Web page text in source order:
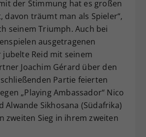
der Stimmung hat es großen
davon träumt man als Spieler“,
seinem Triumph. Auch bei
ausgetragenen
Reid mit seinem
Joachim Gérard über den
Partie feierten
„Playing Ambassador“ Nico
Alwande Sikhosana (Südafrika)
zweiten Sieg in ihrem zweiten